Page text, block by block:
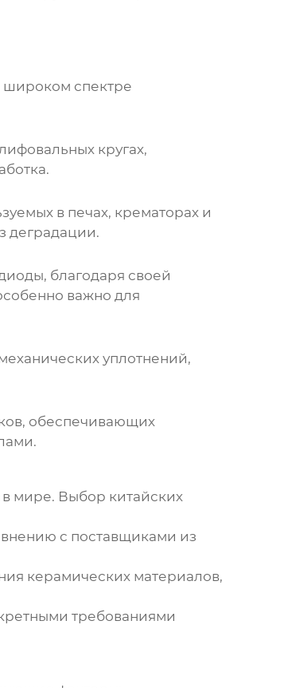
широком спектре
кругах,
в печах, крематорах и
деградации.
благодаря своей
важно для
уплотнений,
обеспечивающих
мире. Выбор китайских
с поставщиками из
керамических материалов,
требованиями